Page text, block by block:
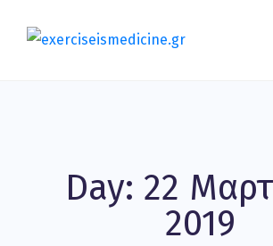
Day: 22
2019